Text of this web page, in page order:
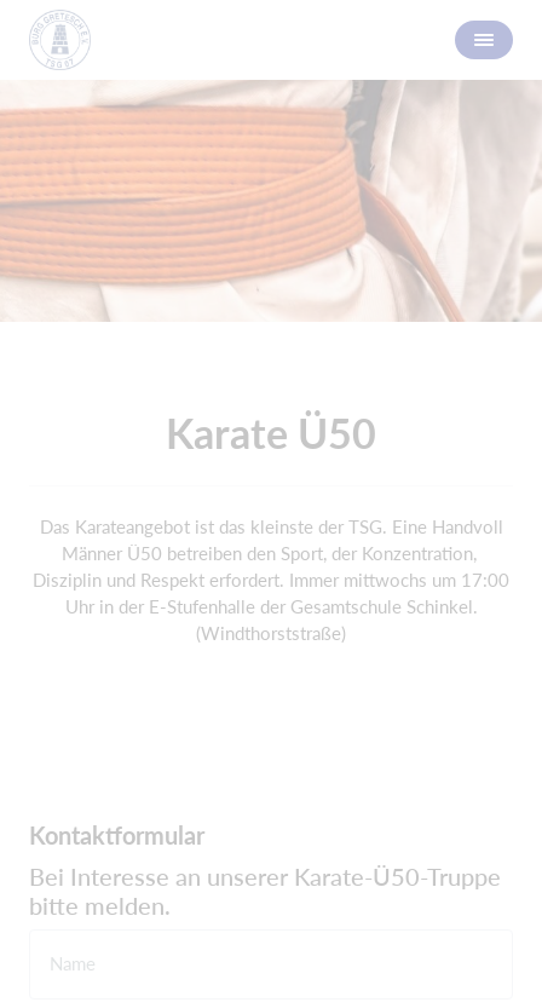
Karate Ü50
Das Karateangebot ist das kleinste der TSG. Eine Handvoll
Männer Ü50 betreiben den Sport, der Konzentration,
Disziplin und Respekt erfordert. Immer mittwochs um 17:00
Uhr in der E-Stufenhalle der Gesamtschule Schinkel.
(Windthorststraße)
Kontaktformular
Bei Interesse an unserer Karate-Ü50-Truppe
bitte melden.
Name